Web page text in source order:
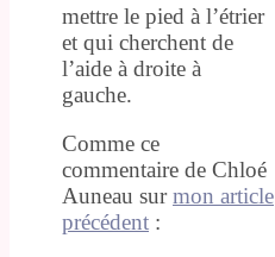
mettre le pied à l’étrier
et qui cherchent de
l’aide à droite à
gauche.
Comme ce
commentaire de Chloé
Auneau surmon article
précédent :